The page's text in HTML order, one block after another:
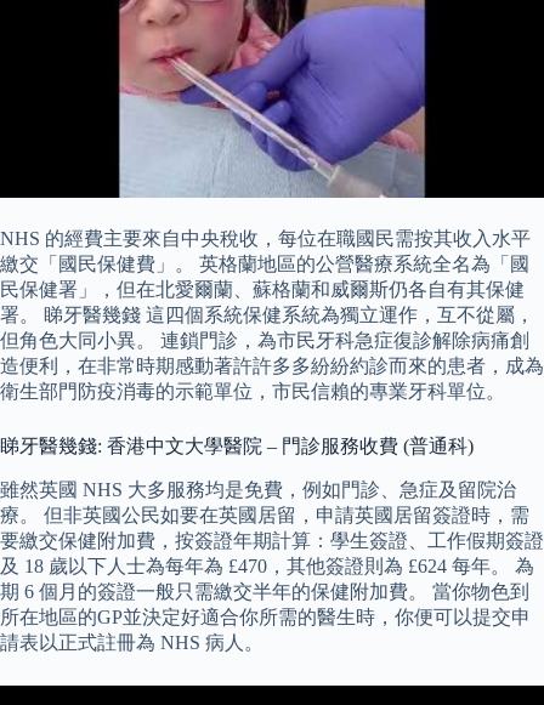
NHS 的經費主要來自中央稅收，每位在職國民需按其收入水平
繳交「國民保健費」。 英格蘭地區的公營醫療系統全名為「國
民保健署」，但在北愛爾蘭、蘇格蘭和威爾斯仍各自有其保健
署。 睇牙醫幾錢 這四個系統保健系統為獨立運作，互不從屬，
但角色大同小異。 連鎖門診，為市民牙科急症復診解除病痛創
造便利，在非常時期感動著許許多多紛紛約診而來的患者，成為
衛生部門防疫消毒的示範單位，市民信賴的專業牙科單位。
睇牙醫幾錢: 香港中文大學醫院 – 門診服務收費 (普通科)
雖然英國 NHS 大多服務均是免費，例如門診、急症及留院治
療。 但非英國公民如要在英國居留，申請英國居留簽證時，需
要繳交保健附加費，按簽證年期計算：學生簽證、工作假期簽證
及 18 歲以下人士為每年為 £470，其他簽證則為 £624 每年。 為
期 6 個月的簽證一般只需繳交半年的保健附加費。 當你物色到
所在地區的GP並決定好適合你所需的醫生時，你便可以提交申
請表以正式註冊為 NHS 病人。